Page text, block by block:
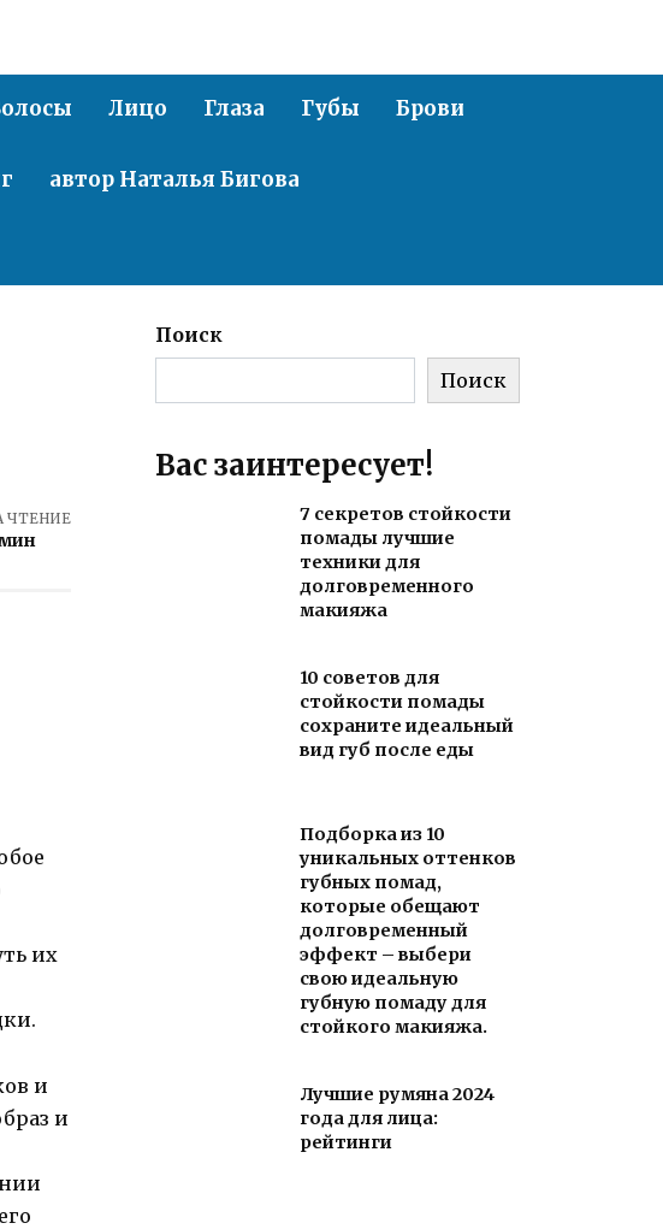
Лицо Глаза Губы Брови
автор Наталья Бигова
ЧТЕНИЕ
их
и
и
Поиск
Поиск
Вас заинтересует!
7 секретов стойкости
помады лучшие
техники для
долговременного
макияжа
10 советов для
стойкости помады
сохраните идеальный
вид губ после еды
Подборка из 10
уникальных оттенков
губных помад,
которые обещают
долговременный
эффект – выбери
свою идеальную
губную помаду для
стойкого макияжа.
Лучшие румяна 2024
года для лица:
рейтинги